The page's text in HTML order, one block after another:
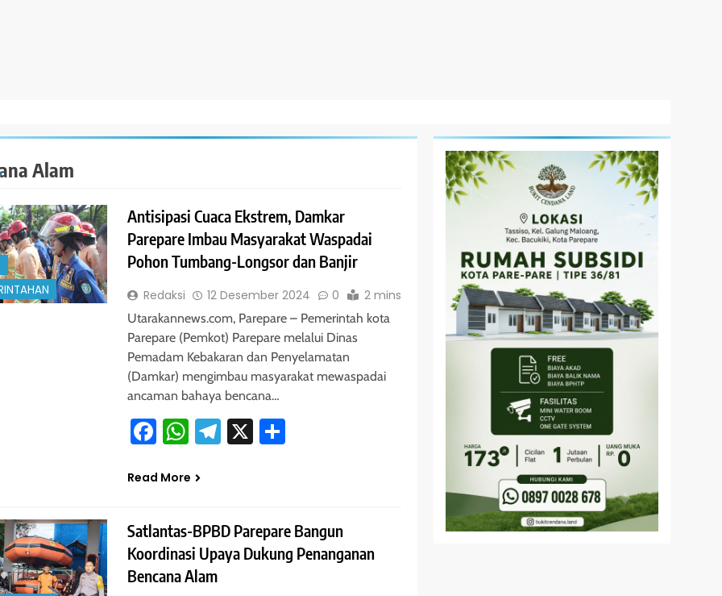
Alam
Antisipasi Cuaca Ekstrem, Damkar
Parepare Imbau Masyarakat Waspadai
Pohon Tumbang-Longsor dan Banjir
Redaksi 12 Desember 2024 0 2 mins
Utarakannews.com, Parepare – Pemerintah kota
Parepare (Pemkot) Parepare melalui Dinas
Pemadam Kebakaran dan Penyelamatan
(Damkar) mengimbau masyarakat mewaspadai
ancaman bahaya bencana…
Facebook
WhatsApp
Telegram
X Share
Read More
Satlantas-BPBD Parepare Bangun
Koordinasi Upaya Dukung Penanganan
Bencana Alam